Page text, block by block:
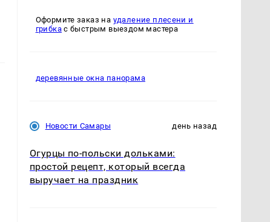
Оформите заказ на удаление плесени и
грибкас быстрым выездом мастера
деревянные окна панорама
Новости Самары день назад
Огурцы по‑польски дольками:
простой рецепт, который всегда
выручает на праздник